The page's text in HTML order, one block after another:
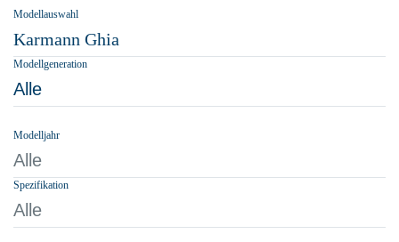
Modellauswahl
Karmann Ghia
Modellgeneration
Alle
Modelljahr
Alle
Spezifikation
Alle